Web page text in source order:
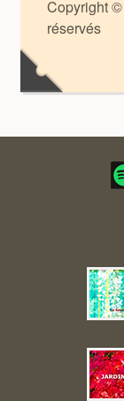
Copyright
réservés